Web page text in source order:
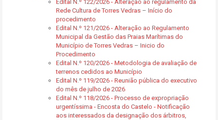
Edital N.º 122/2026 - Alteração ao regulamento da
Rede Cultura de Torres Vedras – Início do
procedimento
Edital N.º 121/2026 - Alteração ao Regulamento
Municipal da Gestão das Praias Marítimas do
Município de Torres Vedras – Inicio do
Procedimento
Edital N.º 120/2026 - Metodologia de avaliação de
terrenos cedidos ao Município
Edital N.º 119/2026 - Reunião pública do executivo
do mês de julho de 2026
Edital N.º 118/2026 - Processo de expropriação
urgentíssima - Encosta do Castelo - Notificação
aos interessados da designação dos árbitros,